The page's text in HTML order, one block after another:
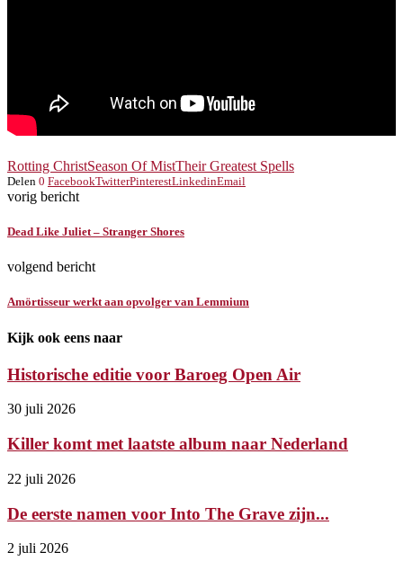
Rotting ChristSeason Of MistTheir Greatest Spells
Delen 0 FacebookTwitterPinterestLinkedinEmail
vorig bericht
Dead Like Juliet – Stranger Shores
volgend bericht
Amörtisseur werkt aan opvolger van Lemmium
Kijk ook eens naar
Historische editie voor Baroeg Open Air
30 juli 2026
Killer komt met laatste album naar Nederland
22 juli 2026
De eerste namen voor Into The Grave zijn...
2 juli 2026